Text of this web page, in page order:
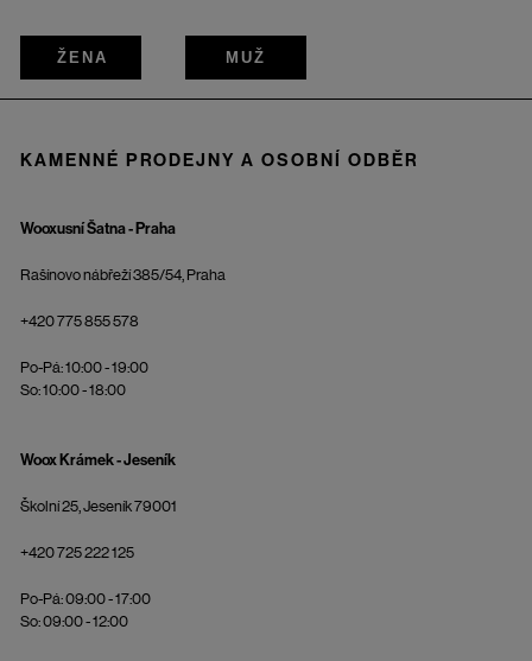
ŽENA MUŽ
KAMENNÉ PRODEJNY A OSOBNÍ ODBĚR
Wooxusní Šatna - Praha
Rašínovo nábřeží 385/54, Praha
+420 775 855 578
Po-Pá: 10:00 - 19:00
So: 10:00 - 18:00
Woox Krámek - Jeseník
Školní 25, Jeseník 79001
+420 725 222 125
Po-Pá: 09:00 - 17:00
So: 09:00 - 12:00